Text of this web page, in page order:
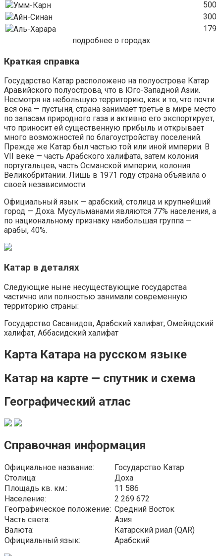
Умм-Карн
500
Айн-Синан
300
Аль-Харара
179
подробнее о городах
Краткая справка
Государство Катар расположено на полуострове Катар
Аравийского полуострова, что в Юго-Западной Азии.
Несмотря на небольшую территорию, как и то, что почти
вся она — пустыня, страна занимает третье в мире место
по запасам природного газа и активно его экспортирует,
что приносит ей существенную прибыль и открывает
много возможностей по благоустройству поселений.
Прежде же Катар был частью той или иной империи. В
VII веке — часть Арабского халифата, затем колония
португальцев, часть Османской империи, колония
Великобритании. Лишь в 1971 году страна объявила о
своей независимости.
Официальный язык — арабский, столица и крупнейший
город — Доха. Мусульманами являются 77% населения, а
по национальному признаку наибольшая группа —
арабы, 40%.
Катар в деталях
Следующие ныне несуществующие государства
частично или полностью занимали современную
территорию страны:
Государство Сасанидов, Арабский халифат, Омейядский
халифат, Аббасидский халифат
Карта Катара на русском языке
Катар на карте — спутник и схема
Географический атлас
Справочная информация
Официальное название:
Государство Катар
Столица:
Доха
Площадь кв. км.:
11 586
Население:
2 269 672
Географическое положение: Средний Восток
Часть света:
Азия
Валюта:
Катарский риал (QAR)
Официальный язык:
Арабский